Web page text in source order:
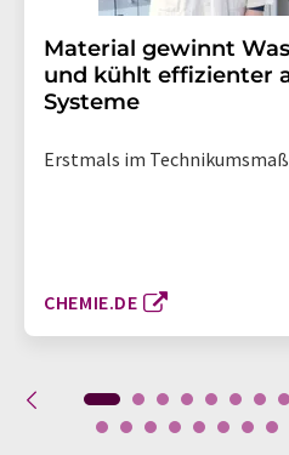
Material gewinnt
und kühlt effizienter
Systeme
Erstmals im
CHEMIE.DE